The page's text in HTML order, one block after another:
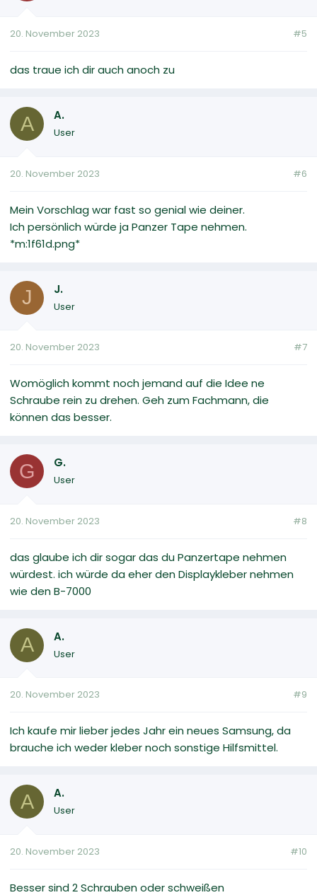
20. November 2023 #5
das traue ich dir auch anoch zu
A A.
User
20. November 2023 #6
Mein Vorschlag war fast so genial wie deiner.
Ich persönlich würde ja Panzer Tape nehmen.
*m:1f61d.png*
J J.
User
20. November 2023 #7
Womöglich kommt noch jemand auf die Idee ne
Schraube rein zu drehen. Geh zum Fachmann, die
können das besser.
G G.
User
20. November 2023 #8
das glaube ich dir sogar das du Panzertape nehmen
würdest. ich würde da eher den Displaykleber nehmen
wie den B-7000
A A.
User
20. November 2023 #9
Ich kaufe mir lieber jedes Jahr ein neues Samsung, da
brauche ich weder kleber noch sonstige Hilfsmittel.
A A.
User
20. November 2023 #10
Besser sind 2 Schrauben oder schweißen